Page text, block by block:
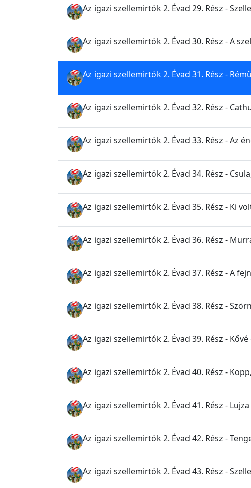
Az igazi szellemirtók 2. Évad 29. Rész -
Az igazi szellemirtók 2. Évad 30. Rész - A
Az igazi szellemirtók 2. Évad 31. Rész -
Az igazi szellemirtók 2. Évad 32. Rész -
Az igazi szellemirtók 2. Évad 33. Rész - Az
Az igazi szellemirtók 2. Évad 34. Rész -
Az igazi szellemirtók 2. Évad 35. Rész - Ki
Az igazi szellemirtók 2. Évad 36. Rész -
Az igazi szellemirtók 2. Évad 37. Rész - A
Az igazi szellemirtók 2. Évad 38. Rész -
Az igazi szellemirtók 2. Évad 39. Rész -
Az igazi szellemirtók 2. Évad 40. Rész -
Az igazi szellemirtók 2. Évad 41. Rész -
Az igazi szellemirtók 2. Évad 42. Rész -
Az igazi szellemirtók 2. Évad 43. Rész -